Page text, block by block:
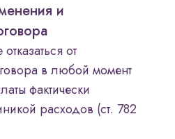
и
от
в любой момент
фактически
расходов (ст. 782